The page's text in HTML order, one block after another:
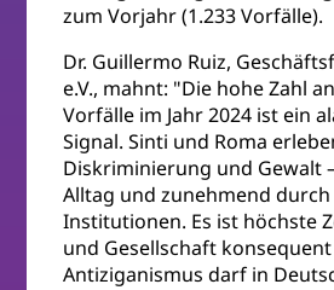
zum Vorjahr (1.233 Vorfälle).
Dr. Guillermo Ruiz,
e.V., mahnt: "Die hohe Zahl
Vorfälle im Jahr 2024 ist ein
Signal. Sinti und Roma
Diskriminierung und Gewalt
Alltag und zunehmend
Institutionen. Es ist höchste
und Gesellschaft
Antiziganismus darf in